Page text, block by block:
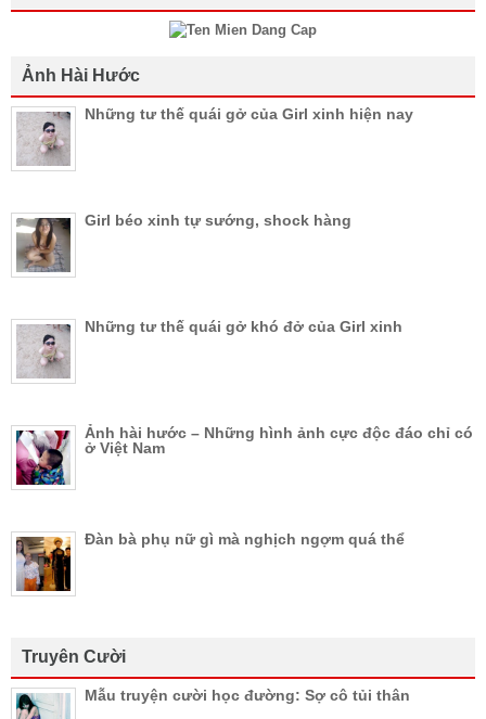
Ảnh Hài Hước
Những tư thế quái gở của Girl xinh hiện nay
Girl béo xinh tự sướng, shock hàng
Những tư thế quái gở khó đở của Girl xinh
Ảnh hài hước – Những hình ảnh cực độc đáo chỉ có
ở Việt Nam
Đàn bà phụ nữ gì mà nghịch ngợm quá thể
Truyên Cười
Mẫu truyện cười học đường: Sợ cô tủi thân